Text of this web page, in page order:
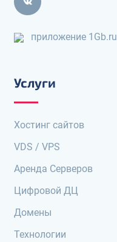
приложение 1Gb.ru
Услуги
Хостинг сайтов
VDS / VPS
Аренда Серверов
Цифровой ДЦ
Домены
Технологии